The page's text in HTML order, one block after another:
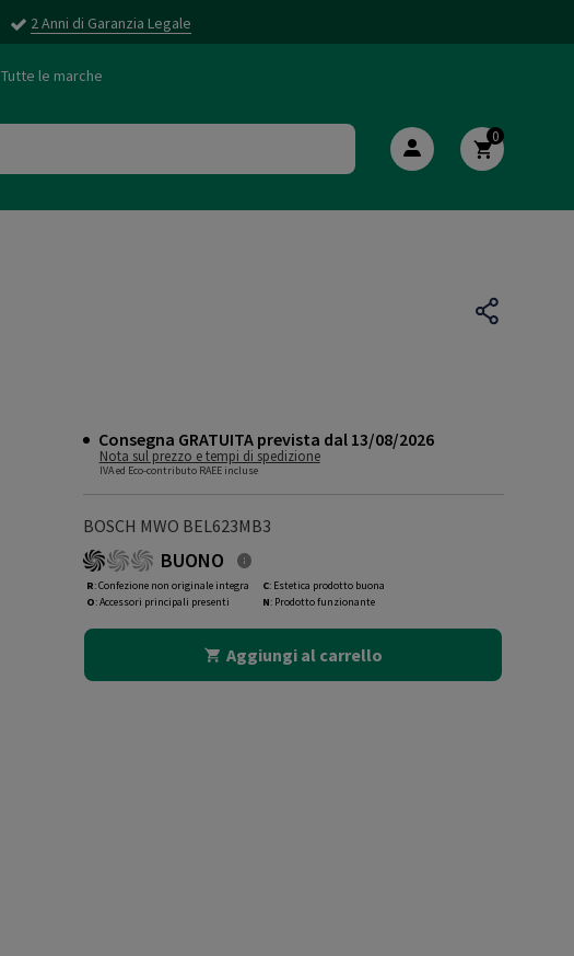
2 Anni di Garanzia Legale
Tutte le marche
0
Consegna GRATUITA prevista dal 13/08/2026
Nota sul prezzo e tempi di spedizione
IVA ed Eco-contributo RAEE incluse
BOSCH MWO BEL623MB3
BUONO
R: Confezione non originale integra
O: Accessori principali presenti
C: Estetica prodotto buona
N: Prodotto funzionante
Aggiungi al carrello